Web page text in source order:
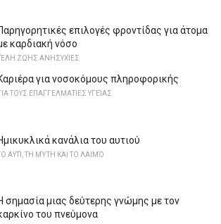
επιλογές φροντίδας για άτομα
καρδιακή νόσο
ΖΩΉΣ ΑΝΗΣΥΧΊΕΣ
για νοσοκόμους πληροφορικής
ΤΟΥΣ ΕΠΑΓΓΕΛΜΑΤΊΕΣ ΥΓΕΊΑΣ
κανάλια του αυτιού
ΑΥΤΊ, ΤΗ ΜΎΤΗ ΚΑΙ ΤΟ ΛΑΙΜΌ
σημασία μιας δεύτερης γνώμης με τον
του πνεύμονα